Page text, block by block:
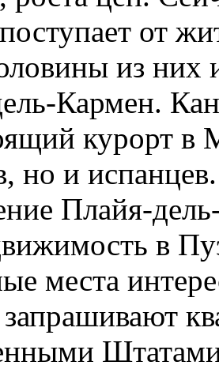
от
из них
Кармен.
курорт в
но и
Плайя-
в
места
запрашивают